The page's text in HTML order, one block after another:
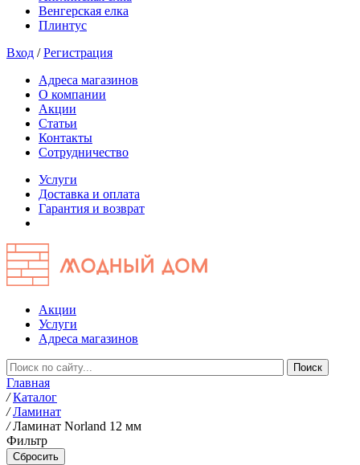
Венгерская елка
Плинтус
Вход /Регистрация
Адреса магазинов
О компании
Акции
Статьи
Контакты
Сотрудничество
Услуги
Доставка и оплата
Гарантия и возврат
Акции
Услуги
Адреса магазинов
Главная
/ Каталог
/ Ламинат
/ Ламинат Norland 12 мм
Фильтр